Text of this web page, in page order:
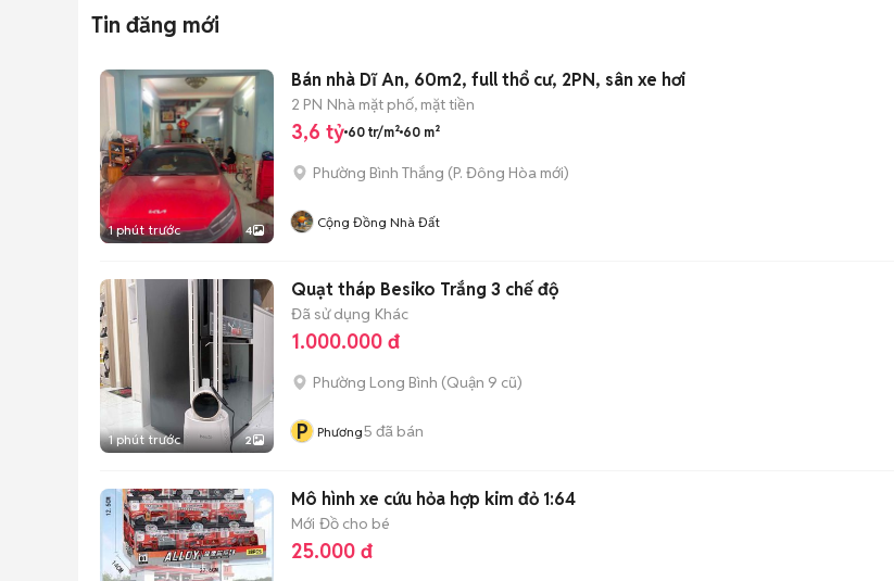
Tin đăng mới
1 phút trước 4
Bán nhà Dĩ An, 60m2, full thổ cư, 2PN, sân xe hơi
2 PN Nhà mặt phố, mặt tiền
3,6 tỷ 60 tr/m² 60 m²
Phường Bình Thắng (P. Đông Hòa mới)
Cộng Đồng Nhà Đất
1 phút trước 2
Quạt tháp Besiko Trắng 3 chế độ
Đã sử dụng Khác
1.000.000 đ
Phường Long Bình (Quận 9 cũ)
P Phương5 đã bán
Mô hình xe cứu hỏa hợp kim đỏ 1:64
Mới Đồ cho bé
25.000 đ